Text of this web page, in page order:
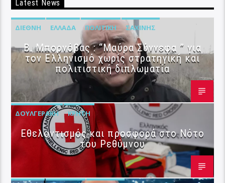
Latest News
ΔΙΕΘΝΉ ΕΛΛΆΔΑ ΠΟΛΙΤΙΚΉ ΣΑΧΊΝΗΣ
B. Μπορνόβας : “Μαύρα Σύννεφα ” για
τον Ελληνισμό χωρίς στρατηγική και
πολιτιστική διπλωματία
ΔΟΥΛΓΕΡΆΚΗ ΚΡΉΤΗ
Εθελοντισμός και προσφορά στο Νότο
του Ρεθύμνου